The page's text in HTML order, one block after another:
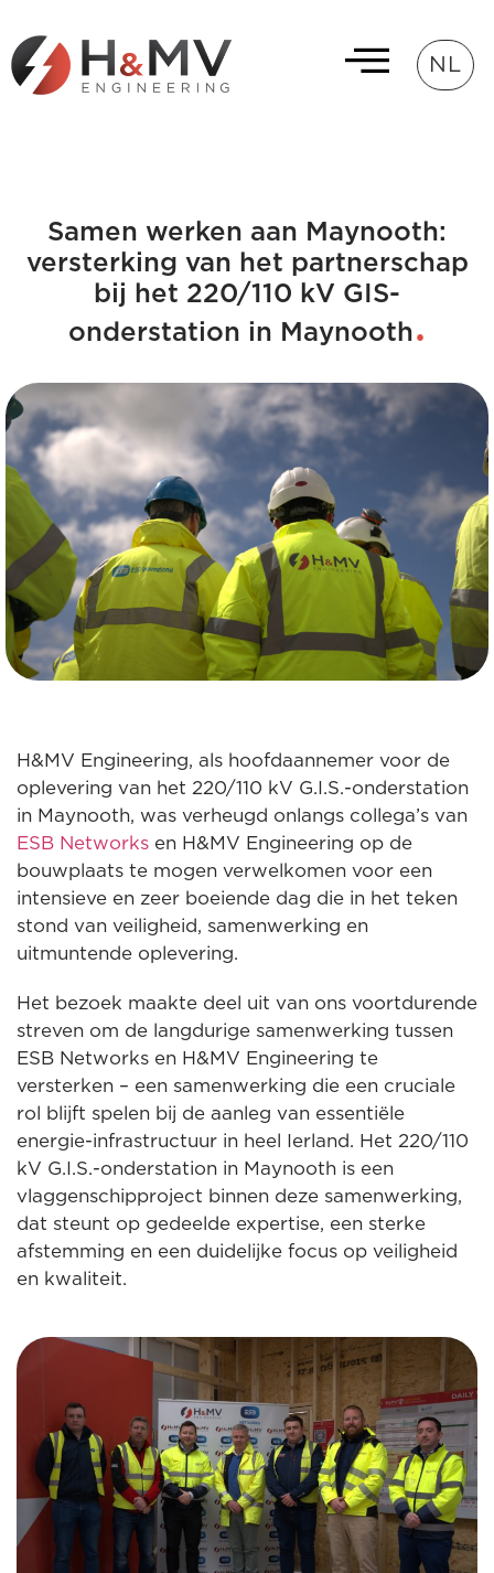
NL
Samen werken aan Maynooth:
versterking van het partnerschap
bij het 220/110 kV GIS-
onderstation in Maynooth
H&MV Engineering, als hoofdaannemer voor de
oplevering van het 220/110 kV G.I.S.-onderstation
in Maynooth, was verheugd onlangs collega’s van
ESB Networks en H&MV Engineering op de
bouwplaats te mogen verwelkomen voor een
intensieve en zeer boeiende dag die in het teken
stond van veiligheid, samenwerking en
uitmuntende oplevering.
Het bezoek maakte deel uit van ons voortdurende
streven om de langdurige samenwerking tussen
ESB Networks en H&MV Engineering te
versterken – een samenwerking die een cruciale
rol blijft spelen bij de aanleg van essentiële
energie-infrastructuur in heel Ierland. Het 220/110
kV G.I.S.-onderstation in Maynooth is een
vlaggenschipproject binnen deze samenwerking,
dat steunt op gedeelde expertise, een sterke
afstemming en een duidelijke focus op veiligheid
en kwaliteit.